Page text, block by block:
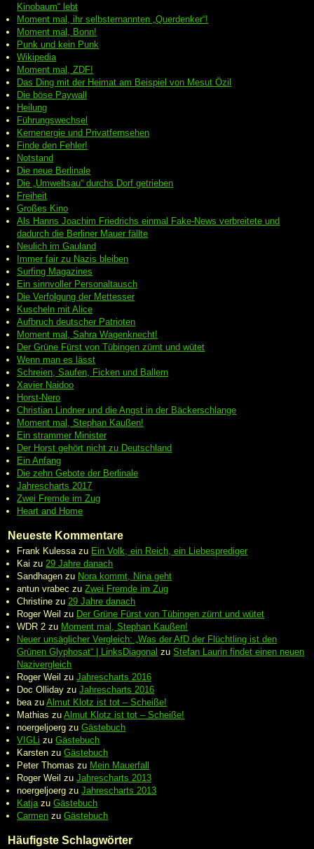
Kinobaum“ lebt
Moment mal, ihr selbsternannten „Querdenker“!
Moment mal, Bonn!
Punk und kein Punk
Wikipedia
Moment mal, ZDF!
Das Ding mit der Heimat am Beispiel von Mesut Özil
Die böse Paywall
Heilung
Führungswechsel
Kernenergie und Privatfernsehen
Finde den Fehler!
Notstand
Die neue Berlinale
Die „Umweltsau“ durchs Dorf getrieben
Freiheit
Großes Kino
Als Hanns Joachim Friedrichs einmal Fake-News verbreitete und
dadurch die Berliner Mauer fällte
Neulich im Gauland
Immer fair zu Nazis bleiben
Surfing Magazines
Ein sinnvoller Personaltausch
Die Verfolgung der Mettesser
Kuscheln mit Alice
Aufbruch deutscher Patrioten
Moment mal, Sahra Wagenknecht!
Der Grüne Fürst von Tübingen zürnt und wütet
Wenn man es lässt
Schreien, Saufen, Ficken und Ballern
Xavier Naidoo
Horst-Nero
Christian Lindner und die Angst in der Bäckerschlange
Moment mal, Stephan Kaußen!
Ein strammer Minister
Der Horst gehört nicht zu Deutschland
Ein Anfang
Die zehn Gebote der Berlinale
Jahrescharts 2017
Zwei Fremde im Zug
Heart and Home
Neueste Kommentare
Frank Kulessa zu Ein Volk, ein Reich, ein Liebesprediger
Kai zu 29 Jahre danach
Sandhagen zu Nora kommt, Nina geht
antun vrabec zuZwei Fremde im Zug
Christine zu 29 Jahre danach
Roger Weil zu Der Grüne Fürst von Tübingen zürnt und wütet
WDR 2 zu Moment mal, Stephan Kaußen!
Neuer unsäglicher Vergleich: „Was der AfD der Flüchtling ist den
Grünen Glyphosat“ | LinksDiagonal zuStefan Laurin findet einen neuen
Nazivergleich
Roger Weil zuJahrescharts 2016
Doc Olliday zuJahrescharts 2016
bea zuAlmut Klotz ist tot – Scheiße!
Mathias zuAlmut Klotz ist tot – Scheiße!
noergeljoerg zuGästebuch
VIGLi zuGästebuch
Karsten zuGästebuch
Peter Thomas zu Mein Mauerfall
Roger Weil zuJahrescharts 2013
noergeljoerg zuJahrescharts 2013
Katja zuGästebuch
Carmen zuGästebuch
Häufigste Schlagwörter